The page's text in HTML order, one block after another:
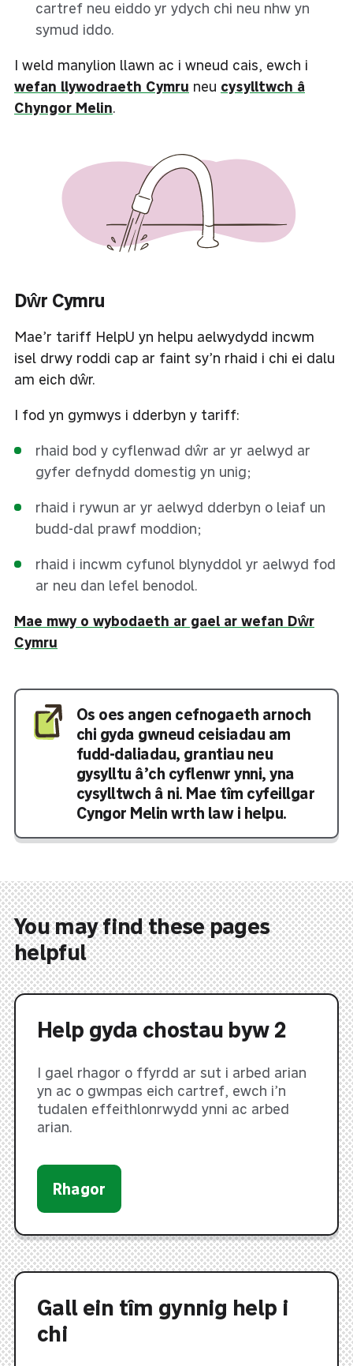
cartref neu eiddo yr ydych chi neu nhw yn
symud iddo.
I weld manylion llawn ac i wneud cais, ewch i
wefan llywodraeth Cymru neu cysylltwch â
Chyngor Melin.
Dŵr Cymru
Mae’r tariff HelpU yn helpu aelwydydd incwm
isel drwy roddi cap ar faint sy’n rhaid i chi ei dalu
am eich dŵr.
I fod yn gymwys i dderbyn y tariff:
rhaid bod y cyflenwad dŵr ar yr aelwyd ar
gyfer defnydd domestig yn unig;
rhaid i rywun ar yr aelwyd dderbyn o leiaf un
budd-dal prawf moddion;
rhaid i incwm cyfunol blynyddol yr aelwyd fod
ar neu dan lefel benodol.
Mae mwy o wybodaeth ar gael ar wefan Dŵr
Cymru
Os oes angen cefnogaeth arnoch
chi gyda gwneud ceisiadau am
fudd-daliadau, grantiau neu
gysylltu â’ch cyflenwr ynni, yna
cysylltwch â ni. Mae tîm cyfeillgar
Cyngor Melin wrth law i helpu.
You may find these pages
helpful
Help gyda chostau byw 2
I gael rhagor o ffyrdd ar sut i arbed arian
yn ac o gwmpas eich cartref, ewch i’n
tudalen effeithlonrwydd ynni ac arbed
arian.
Rhagor
Gall ein tîm gynnig help i
chi